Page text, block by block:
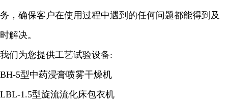
务，确保客户在使用过程中遇到的任何问题都能得到及
时解决。
我们为您提供工艺试验设备:
BH-5型中药浸膏喷雾干燥机
LBL-1.5型旋流流化床包衣机